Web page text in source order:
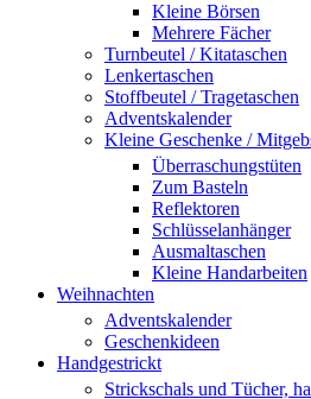
Kleine Börsen
Mehrere Fächer
Turnbeutel / Kitataschen
Lenkertaschen
Stoffbeutel / Tragetaschen
Adventskalender
Kleine Geschenke /
Überraschungstüten
Zum Basteln
Reflektoren
Schlüsselanhänger
Ausmaltaschen
Kleine Handarbeiten
Weihnachten
Adventskalender
Geschenkideen
Handgestrickt
Strickschals und Tücher,